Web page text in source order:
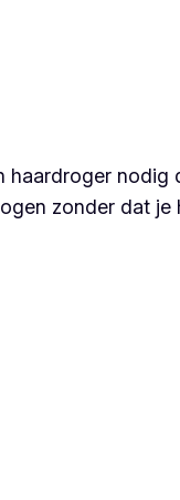
haardroger nodig
zonder dat je